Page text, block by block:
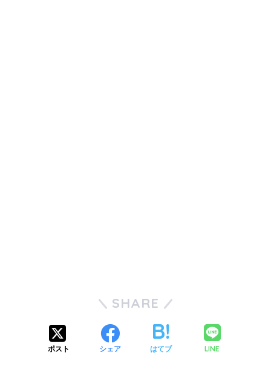
SHARE
ポスト シェア はてブ LINE